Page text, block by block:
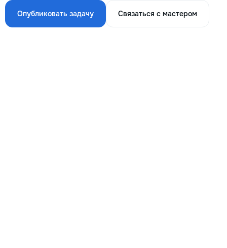
Опубликовать задачу Связаться с мастером